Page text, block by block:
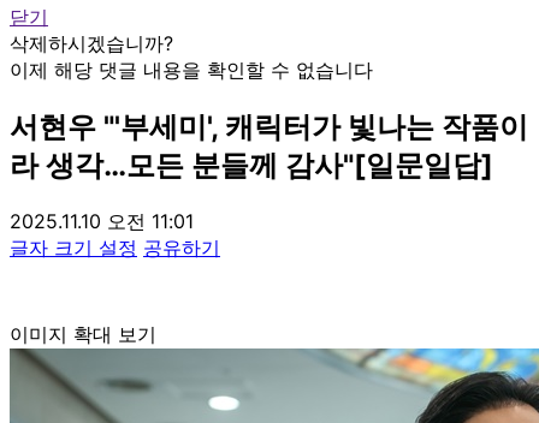
닫기
삭제하시겠습니까?
이제 해당 댓글 내용을 확인할 수 없습니다
서현우 "'부세미', 캐릭터가 빛나는 작품이
라 생각…모든 분들께 감사"[일문일답]
2025.11.10 오전 11:01
글자 크기 설정 공유하기
이미지 확대 보기